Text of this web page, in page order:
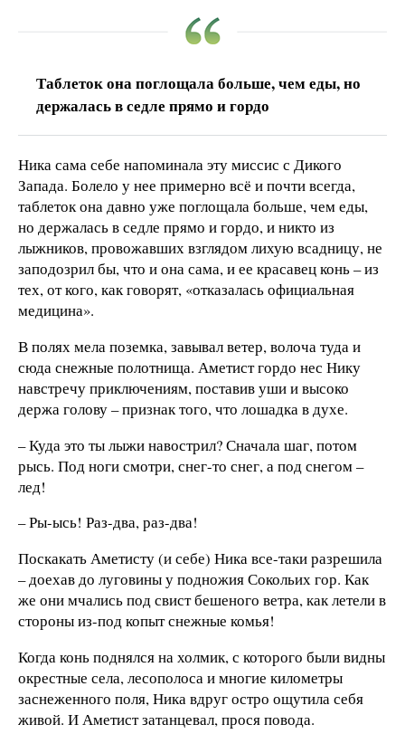
Таблеток она поглощала больше, чем еды, но
держалась в седле прямо и гордо
Ника сама себе напоминала эту миссис с Дикого
Запада. Болело у нее примерно всё и почти всегда,
таблеток она давно уже поглощала больше, чем еды,
но держалась в седле прямо и гордо, и никто из
лыжников, провожавших взглядом лихую всадницу, не
заподозрил бы, что и она сама, и ее красавец конь – из
тех, от кого, как говорят, «отказалась официальная
медицина».
В полях мела поземка, завывал ветер, волоча туда и
сюда снежные полотнища. Аметист гордо нес Нику
навстречу приключениям, поставив уши и высоко
держа голову – признак того, что лошадка в духе.
– Куда это ты лыжи навострил? Сначала шаг, потом
рысь. Под ноги смотри, снег-то снег, а под снегом –
лед!
– Ры-ысь! Раз-два, раз-два!
Поскакать Аметисту (и себе) Ника все-таки разрешила
– доехав до луговины у подножия Сокольих гор. Как
же они мчались под свист бешеного ветра, как летели в
стороны из-под копыт снежные комья!
Когда конь поднялся на холмик, с которого были видны
окрестные села, лесополоса и многие километры
заснеженного поля, Ника вдруг остро ощутила себя
живой. И Аметист затанцевал, прося повода.